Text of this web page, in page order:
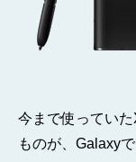
今まで使ってい
ものが、Galaxy